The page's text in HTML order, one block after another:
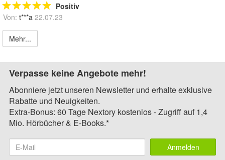
Positiv
Von: t***a 22.07.23
Mehr...
Verpasse keine Angebote mehr!
Abonniere jetzt unseren Newsletter und erhalte exklusive
Rabatte und Neuigkeiten.
Extra-Bonus: 60 Tage Nextory kostenlos - Zugriff auf 1,4
Mio. Hörbücher & E-Books.*
Anmelden